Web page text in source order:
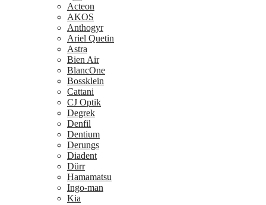
Acteon
AKOS
Anthogyr
Ariel Quetin
Astra
Bien Air
BlancOne
Bossklein
Cattani
CJ Optik
Degrek
Denfil
Dentium
Derungs
Diadent
Dürr
Hamamatsu
Ingo-man
Kia